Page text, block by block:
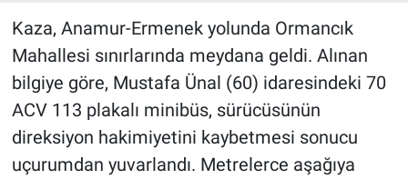
Kaza, Anamur-Ermenek yolunda Ormancık
Mahallesi sınırlarında meydana geldi. Alınan
bilgiye göre, Mustafa Ünal (60) idaresindeki 70
ACV 113 plakalı minibüs, sürücüsünün
direksiyon hakimiyetini kaybetmesi sonucu
uçurumdan yuvarlandı. Metrelerce aşağıya